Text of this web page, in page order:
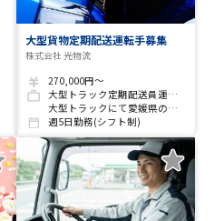
大型貨物定期配送運転手募集
株式会社 光物流
270,000円～
大型トラック定期配送員運転手
大型トラックにて愛媛県の配送センターへの商品配送納入業務
週5日勤務(シフト制)